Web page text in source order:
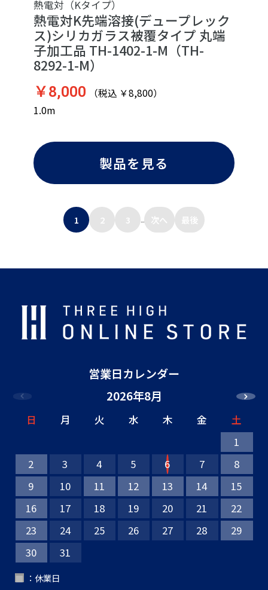
熱電対（Kタイプ）
熱電対K先端溶接(デュープレック
ス)シリカガラス被覆タイプ 丸端
子加工品 TH-1402-1-M（TH-
8292-1-M）
￥8,000 （税込 ￥8,800）
1.0m
製品を見る
1 2 3 次へ 最後
営業日カレンダー
2026年8月
日 月 火 水 木 金
土
1
2
3 4 5 6 7
8
9
10 11 12 13 14
15
16
17 18 19 20 21
22
23
24 25 26 27 28
29
30
31
■ ：休業日